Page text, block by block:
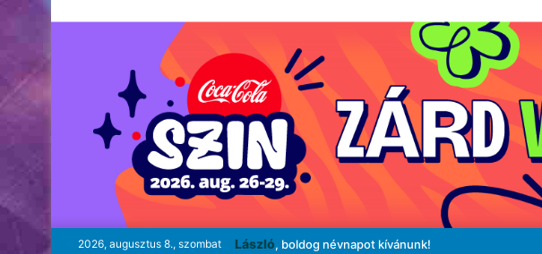
2026, augusztus 8., szombat László, boldog névnapot kívánunk!